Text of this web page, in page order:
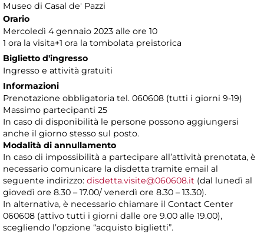
Museo di Casal de' Pazzi
Orario
Mercoledì 4 gennaio 2023 alle ore 10
1 ora la visita+1 ora la tombolata preistorica
Biglietto d'ingresso
Ingresso e attività gratuiti
Informazioni
Prenotazione obbligatoria tel. 060608 (tutti i giorni 9-19)
Massimo partecipanti 25
In caso di disponibilità le persone possono aggiungersi
anche il giorno stesso sul posto.
Modalità di annullamento
In caso di impossibilità a partecipare all’attività prenotata, è
necessario comunicare la disdetta tramite email al
seguente indirizzo: disdetta.visite@060608.it (dal lunedì al
giovedì ore 8.30 – 17.00/ venerdì ore 8.30 – 13.30).
In alternativa, è necessario chiamare il Contact Center
060608 (attivo tutti i giorni dalle ore 9.00 alle 19.00),
scegliendo l’opzione “acquisto biglietti”.